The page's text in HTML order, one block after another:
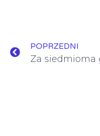
POPRZEDNI